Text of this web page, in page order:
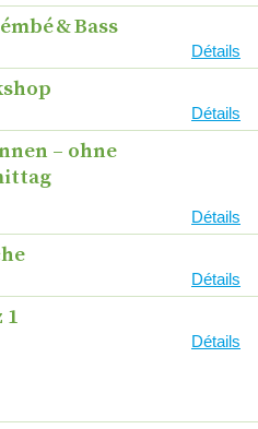
&Bass
Détails
Détails
– ohne
Détails
Détails
1
Détails